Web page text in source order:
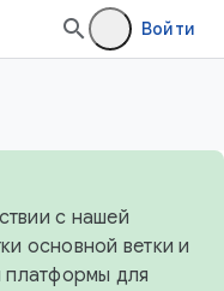
Войти
с нашей
основной ветки и
платформы для